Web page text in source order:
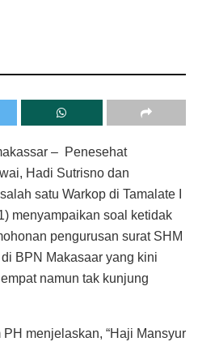
– Penesehat
Hadi Sutrisno dan
satu Warkop di Tamalate I
menyampaikan soal ketidak
pengurusan surat SHM
BPN Makasaar yang kini
namun tak kunjung
menjelaskan, “Haji Mansyur